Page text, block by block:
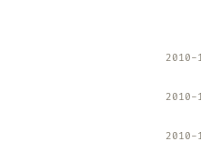
2010-
2010-
2010-